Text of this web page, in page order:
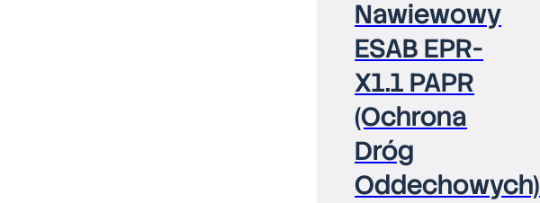
Nawiewowy
ESAB EPR-
X1.1 PAPR
(Ochrona
Dróg
Oddechowych)